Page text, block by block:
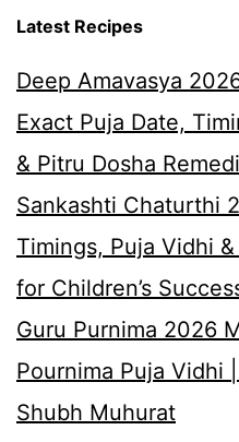
Latest Recipes
Deep Amavasya
Exact Puja Date,
& Pitru Dosha
Sankashti Chaturthi
Timings, Puja Vidhi
for Children’s
Guru Purnima 2026
Pournima Puja Vidhi
Shubh Muhurat